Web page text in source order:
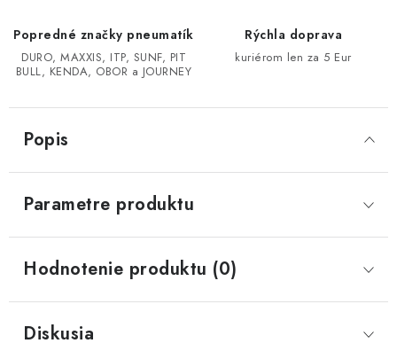
POLARIS SPORTSMAN RZR 1000
LINHAI 400/500/M550/650
TGB BLADE 600/1000 LT LTX
SEGWAY SNARLER AT6 AT5
Reklamačný poriadok - formulár
Kontakt
Popredné značky pneumatík
DURO, MAXXIS, ITP, SUNF, PIT
BULL, KENDA, OBOR a JOURNEY
Rýchla doprava
kuriérom len za 5 Eur
Popis
Parametre produktu
Hodnotenie produktu (0)
Diskusia